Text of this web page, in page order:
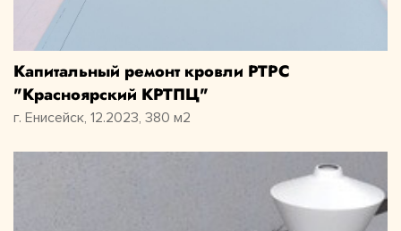
Капитальный ремонт кровли РТРС
"Красноярский КРТПЦ"
г. Енисейск, 12.2023, 380 м2